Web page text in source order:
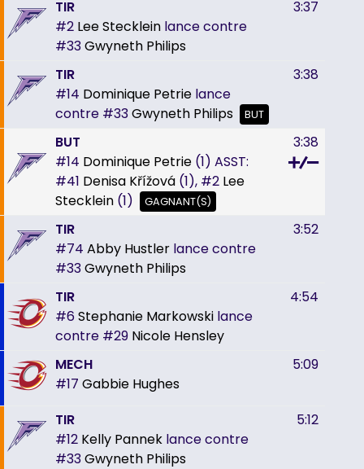
TIR
#2 Lee Stecklein lance contre
#33Gwyneth Philips
3:37
TIR
#14 Dominique Petrie lance
contre #33Gwyneth Philips BUT
3:38
BUT
#14 Dominique Petrie (1) ASST:
#41 Denisa Křížová (1), #2 Lee
Stecklein (1) GAGNANT(S)
3:38
TIR
#74 Abby Hustler lance contre
#33Gwyneth Philips
3:52
TIR
#6Stephanie Markowski lance
contre #29 Nicole Hensley
4:54
MECH
#17 Gabbie Hughes
5:09
TIR
#12 Kelly Pannek lance contre
#33Gwyneth Philips
5:12